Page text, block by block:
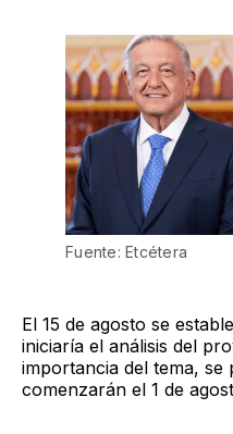
Fuente: Etcétera
El 15 de agosto se
iniciaría el análisis del
importancia del tema, se
comenzarán el 1 de